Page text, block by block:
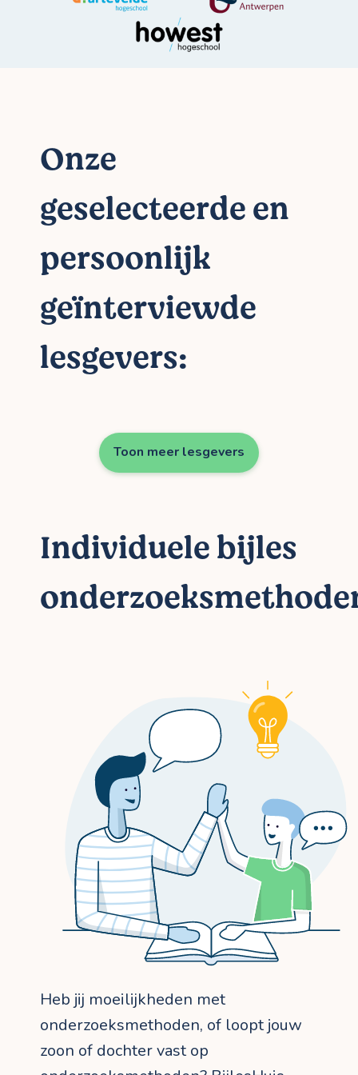
Onze
geselecteerde en
persoonlijk
geïnterviewde
lesgevers:
Toon meer lesgevers
Individuele bijles
Heb jij moeilijkheden met
onderzoeksmethoden, of loopt jouw
zoon of dochter vast op